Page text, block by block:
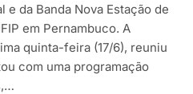
da Banda Nova Estação de
em Pernambuco. A
quinta-feira (17/6), reuniu
com uma programação